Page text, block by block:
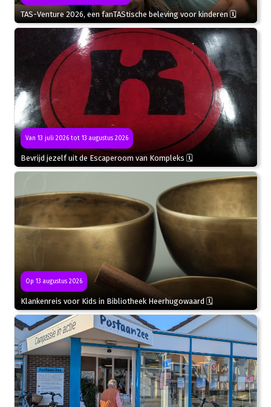
TAS-Venture 2026, een fanTAStische beleving voor kinderen 🗓
Van 13 juli 2026 tot 13 augustus 2026
Bevrijd jezelf uit de Escaperoom van Kompleks 🗓
Op 13 augustus 2026
Klankenreis voor Kids in Bibliotheek Heerhugowaard 🗓